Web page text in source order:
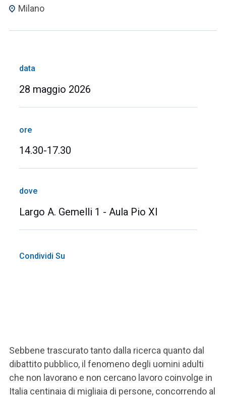
Milano
data
28 maggio 2026
ore
14.30-17.30
dove
Largo A. Gemelli 1 - Aula Pio XI
Condividi Su
Sebbene trascurato tanto dalla ricerca quanto dal
dibattito pubblico, il fenomeno degli uomini adulti
che non lavorano e non cercano lavoro coinvolge in
Italia centinaia di migliaia di persone, concorrendo al